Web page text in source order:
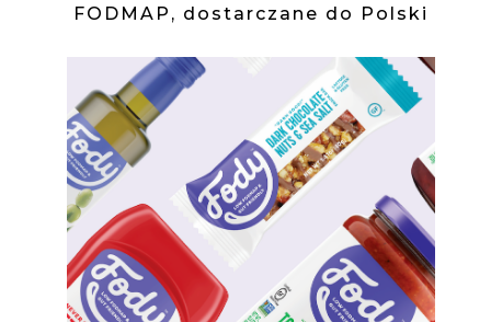
FODMAP, dostarczane do Polski